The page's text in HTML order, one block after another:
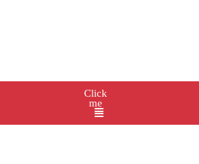
Click
me